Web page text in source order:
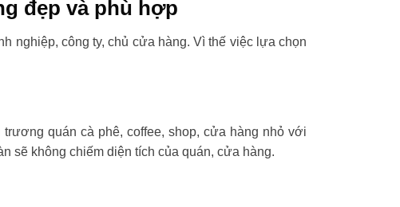
đẹp và phù hợp
nghiệp, công ty, chủ cửa hàng. Vì thế việc lựa chọn
quán cà phê, coffee, shop, cửa hàng nhỏ với
sẽ không chiếm diện tích của quán, cửa hàng.